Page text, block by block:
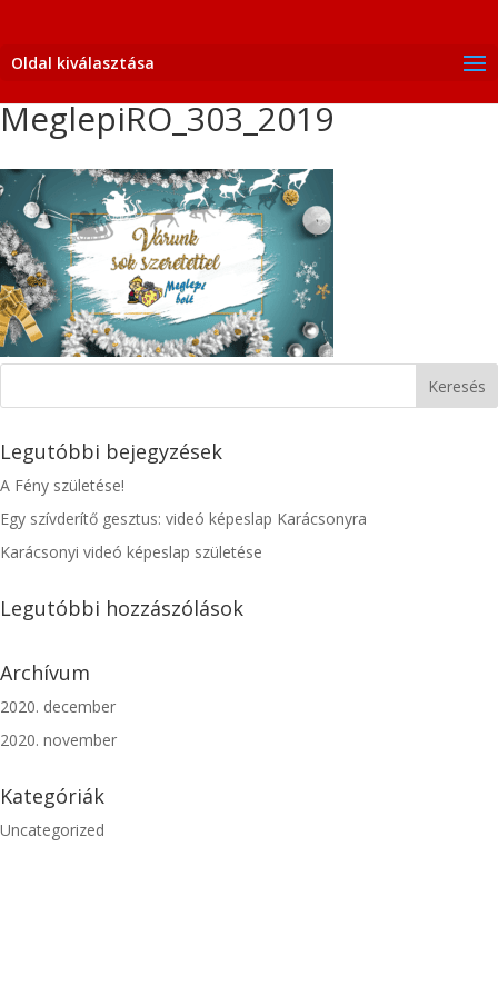
Oldal kiválasztása
MeglepiRO_303_2019
Legutóbbi bejegyzések
A Fény születése!
Egy szívderítő gesztus: videó képeslap Karácsonyra
Karácsonyi videó képeslap születése
Legutóbbi hozzászólások
Archívum
2020. december
2020. november
Kategóriák
Uncategorized